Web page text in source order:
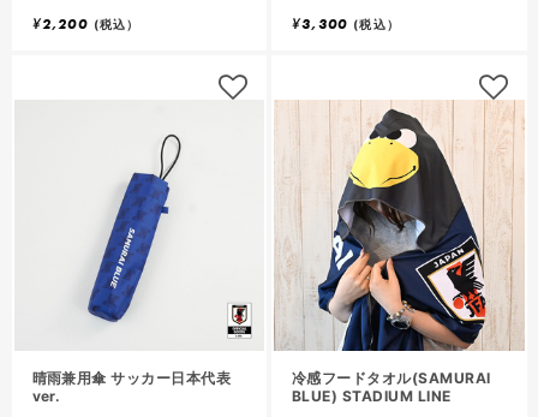
¥2,200 (税込）
¥3,300 (税込）
晴雨兼用傘 サッカー日本代表
ver.
冷感フードタオル(SAMURAI
BLUE) STADIUM LINE